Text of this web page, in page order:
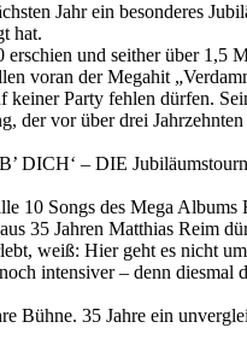
Jahr ein besonderes
hat.
erschien und seither über 1,5
voran der Megahit
keiner Party fehlen dürfen.
der vor über drei
– DIE
10 Songs des Mega
35 Jahren Matthias Reim
weiß: Hier geht es nicht
intensiver – denn
Bühne. 35 Jahre ein